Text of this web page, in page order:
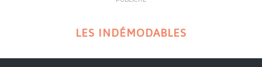
LES INDÉMODABLES